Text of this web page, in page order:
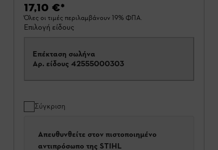
17,10 €*
Όλες οι τιμές περιλαμβάνουν 19% ΦΠΑ.
Επιλογή είδους
Επέκταση σωλήνα
Αρ. είδους 42555000303
Σύγκριση
Απευθυνθείτε στον πιστοποιημένο
αντιπρόσωπο της STIHL